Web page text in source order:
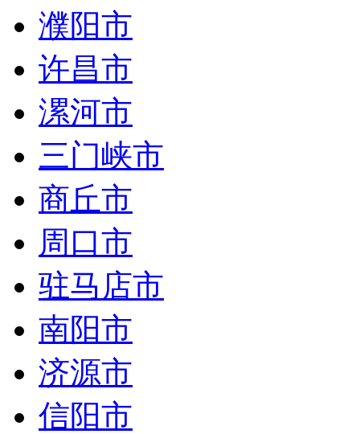
濮阳市
许昌市
漯河市
三门峡市
商丘市
周口市
驻马店市
南阳市
济源市
信阳市